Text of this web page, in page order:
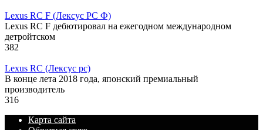
Lexus RC F (Лексус РС Ф)
Lexus RC F дебютировал на ежегодном международном
детройтском
382
Lexus RC (Лексус рс)
В конце лета 2018 года, японский премиальный
производитель
316
Карта сайта